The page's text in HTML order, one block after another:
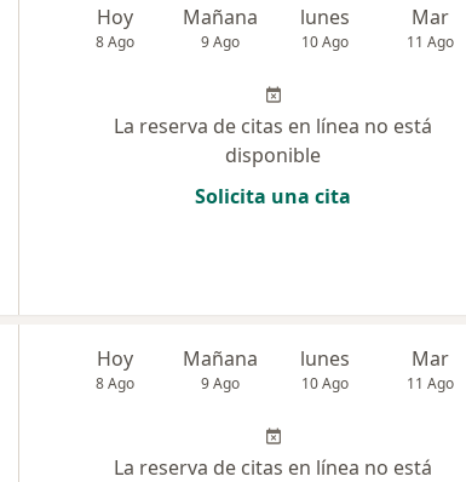
Hoy
8 Ago
Mañana
9 Ago
lunes
10 Ago
Mar
11 Ago
La reserva de citas en línea no está
disponible
Solicita una cita
Hoy
8 Ago
Mañana
9 Ago
lunes
10 Ago
Mar
11 Ago
La reserva de citas en línea no está